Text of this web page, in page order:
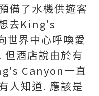
備了水機供遊客
去 King's
世界中心呼喚愛
但酒店說由於有
Canyon一直
人知道. 應該是